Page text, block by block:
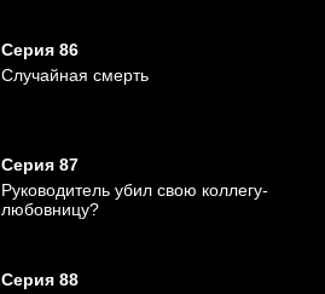
Серия 86
Случайная смерть
Серия 87
Руководитель убил свою коллегу-
любовницу?
Серия 88